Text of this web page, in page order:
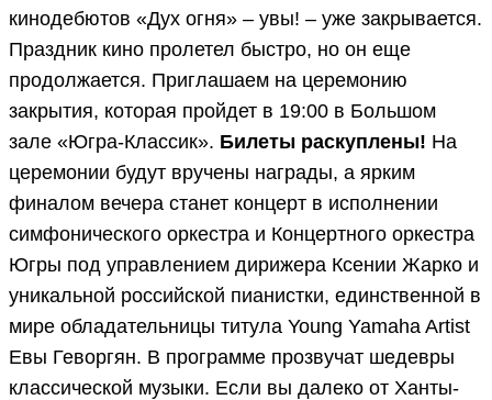
кинодебютов «Дух огня» – увы! – уже закрывается.
Праздник кино пролетел быстро, но он еще
продолжается. Приглашаем на церемонию
закрытия, которая пройдет в 19:00 в Большом
зале «Югра-Классик». Билеты раскуплены! На
церемонии будут вручены награды, а ярким
финалом вечера станет концерт в исполнении
симфонического оркестра и Концертного оркестра
Югры под управлением дирижера Ксении Жарко и
уникальной российской пианистки, единственной в
мире обладательницы титула Young Yamaha Artist
Евы Геворгян. В программе прозвучат шедевры
классической музыки. Если вы далеко от Ханты-